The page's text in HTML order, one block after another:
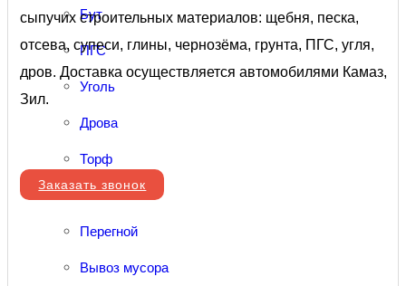
Бут
ПГС
Уголь
Дрова
Торф
Навоз
Перегной
Вывоз мусора
сыпучих строительных материалов: щебня, песка,
отсева, супеси, глины, чернозёма, грунта, ПГС, угля,
дров. Доставка осуществляется автомобилями Камаз,
Зил.
Заказать звонок